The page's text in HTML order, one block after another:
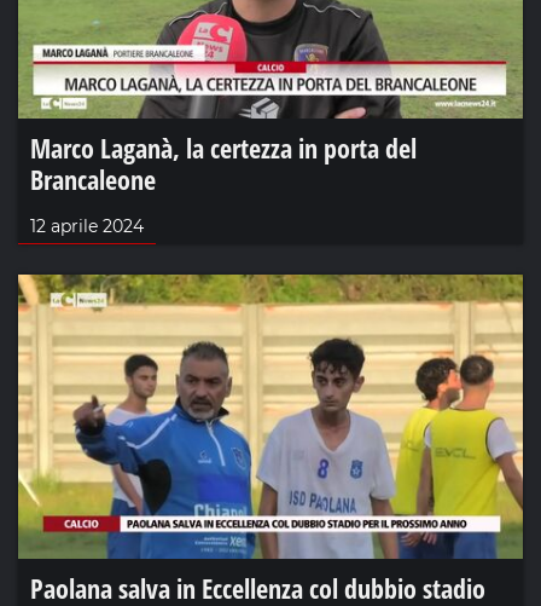
Marco Laganà, la certezza in porta del
Brancaleone
12 aprile 2024
Paolana salva in Eccellenza col dubbio stadio